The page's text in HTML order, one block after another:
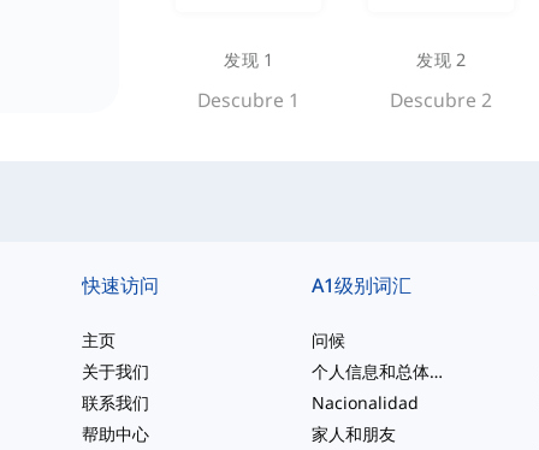
发现 1
Descubre 1
发现 2
Descubre 2
快速访问
主页
关于我们
联系我们
帮助中心
A1级别词汇
问候
个人信息和总体描述
Nacionalidad
家人和朋友